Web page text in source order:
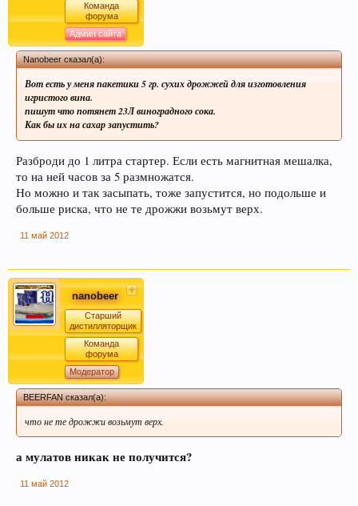
Команда
форума
Админ сайта
Nanobeer сказал(а):
Вот есть у меня пакетики 5 гр. сухих дрожжей для изготовления
игристого вина.
пишут что потянет 23Л виноградного сока.
Как бы их на сахар запустить?
Разброди до 1 литра стартер. Если есть магнитная мешалка,
то на ней часов за 5 размножатся.
Но можно и так засыпать, тоже запустится, но подольше и
больше риска, что не те дрожжи возьмут верх.
11 май 2012
nanobeer
Старший
дистилляторщик
Команда
форума
Модератор
BEERFAN сказал(а):
что не те дрожжи возьмут верх.
а мулатов никак не получится?
11 май 2012